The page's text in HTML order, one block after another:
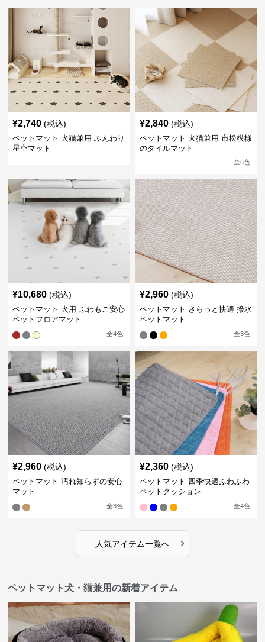
¥2,740 (税込)
ペットマット 犬猫兼用 ふんわり
星空マット
¥2,840 (税込)
ペットマット 犬猫兼用 市松模様
のタイルマット
全6色
¥10,680 (税込)
ペットマット 犬用 ふわもこ安心
ペットフロアマット
全4色
¥2,960 (税込)
ペットマット さらっと快適 撥水
ペットマット
全3色
¥2,960 (税込)
ペットマット 汚れ知らずの安心
マット
全3色
¥2,360 (税込)
ペットマット 四季快適ふわふわ
ペットクッション
全4色
人気アイテム一覧へ ›
ペットマット犬・猫兼用の新着アイテム